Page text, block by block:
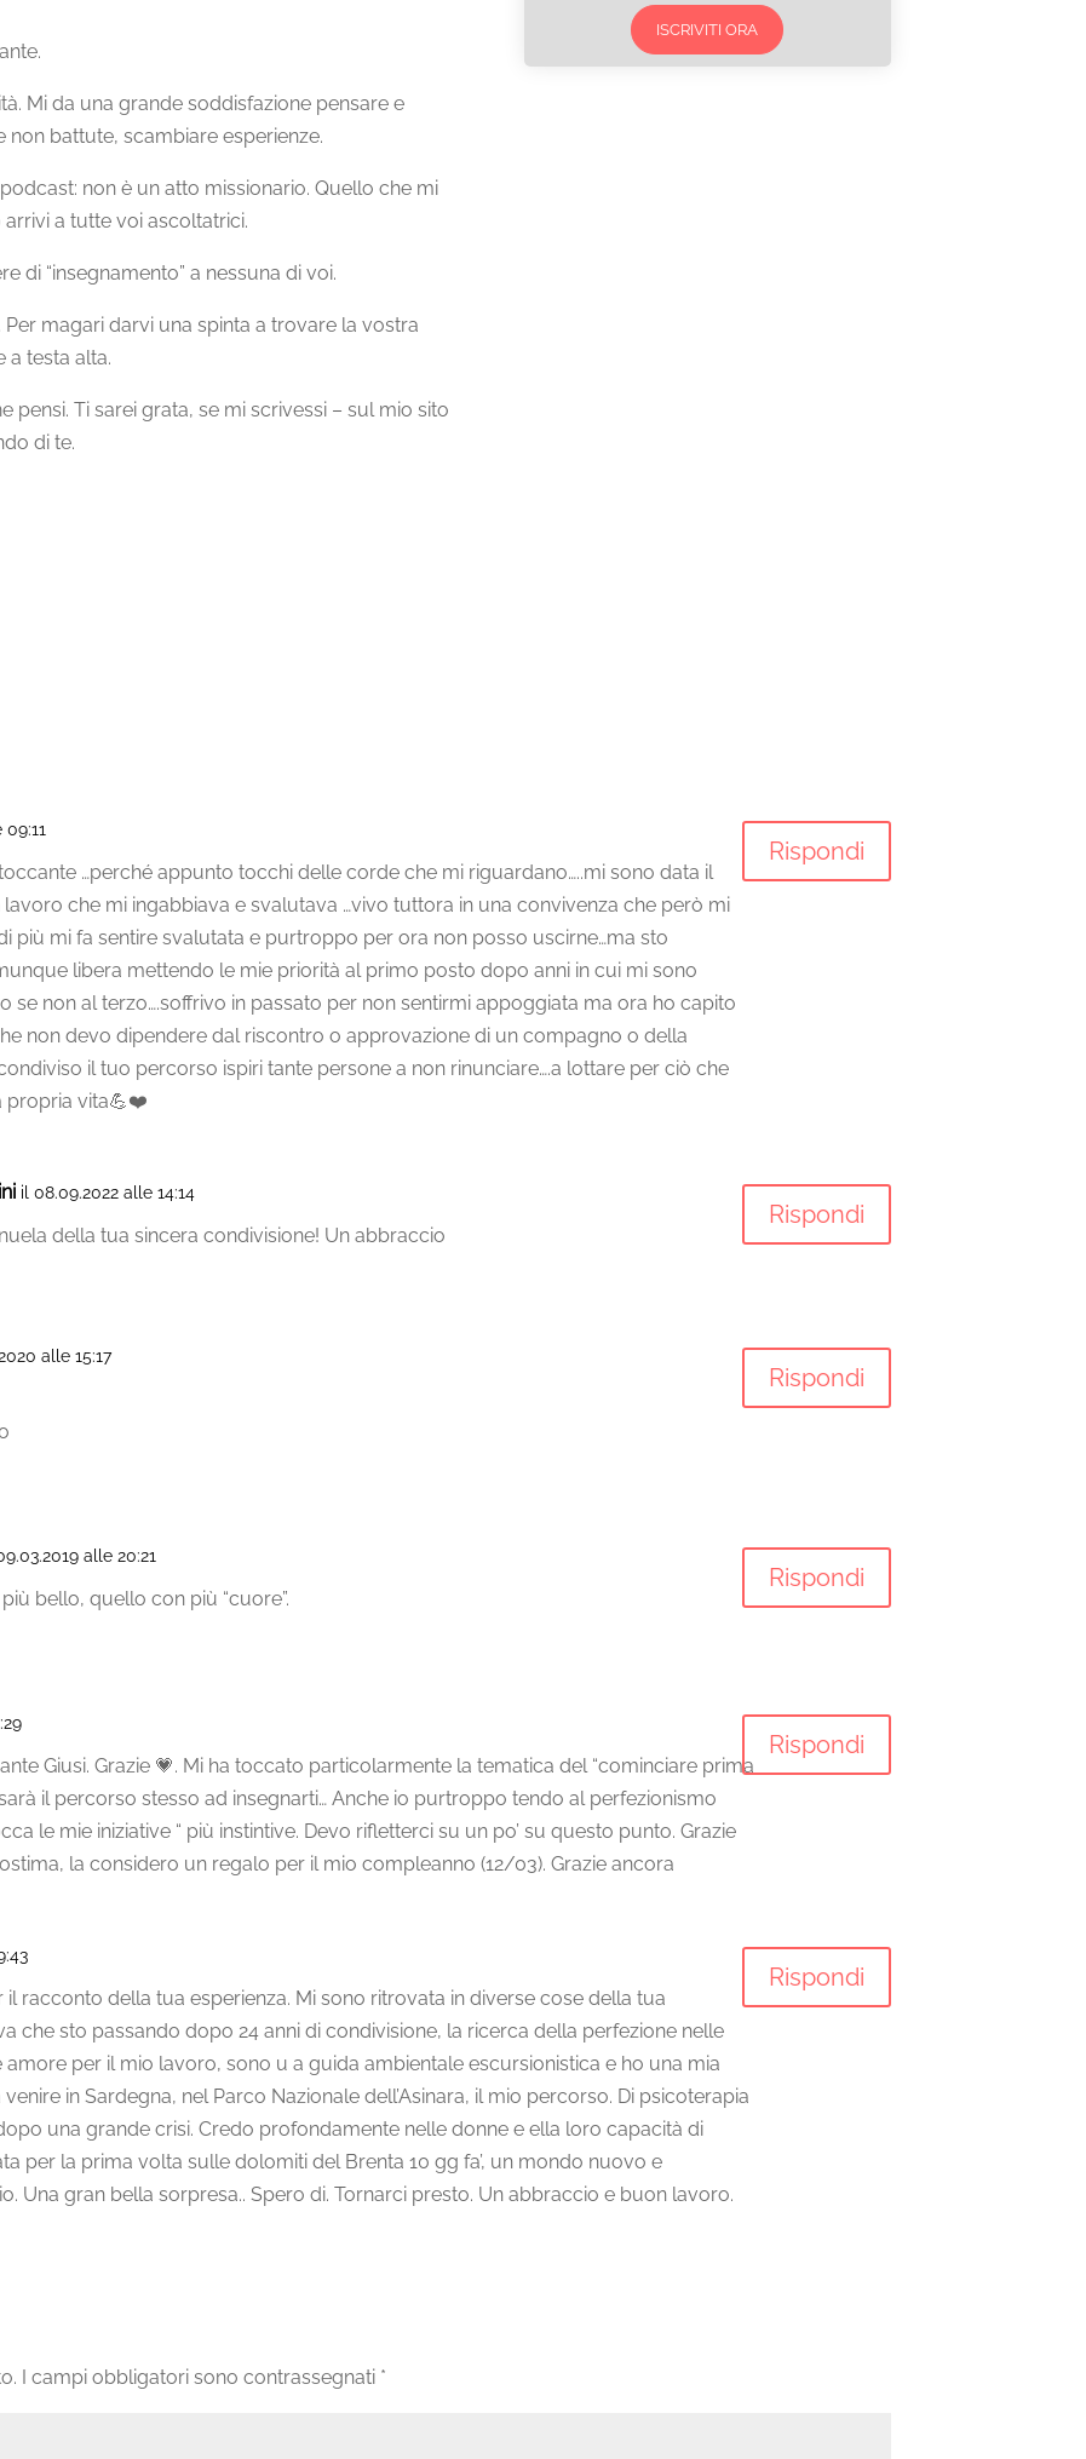
Mi da una grande soddisfazione pensare e
battute, scambiare esperienze.
non è un atto missionario. Quello che mi
a tutte voi ascoltatrici.
di “insegnamento” a nessuna di voi.
magari darvi una spinta a trovare la vostra
a testa alta.
pensi. Ti sarei grata, se mi scrivessi – sul mio sito
di te.
ISCRIVITI ORA
09:11
…perché appunto tocchi delle corde che mi riguardano…..mi sono data il
che mi ingabbiava e svalutava …vivo tuttora in una convivenza che però mi
più mi fa sentire svalutata e purtroppo per ora non posso uscirne…ma sto
libera mettendo le mie priorità al primo posto dopo anni in cui mi sono
se non al terzo….soffrivo in passato per non sentirmi appoggiata ma ora ho capito
non devo dipendere dal riscontro o approvazione di un compagno o della
il tuo percorso ispiri tante persone a non rinunciare….a lottare per ciò che
propria vita💪❤️
Rispondi
il 08.09.2022 alle 14:14
della tua sincera condivisione! Un abbraccio
Rispondi
alle 15:17
Rispondi
alle 20:21
bello, quello con più “cuore”.
Rispondi
Giusi. Grazie 💗. Mi ha toccato particolarmente la tematica del “cominciare prima
il percorso stesso ad insegnarti… Anche io purtroppo tendo al perfezionismo
le mie iniziative “ più instintive. Devo rifletterci su un po’ su questo punto. Grazie
la considero un regalo per il mio compleanno (12/03). Grazie ancora
Rispondi
il racconto della tua esperienza. Mi sono ritrovata in diverse cose della tua
che sto passando dopo 24 anni di condivisione, la ricerca della perfezione nelle
per il mio lavoro, sono u a guida ambientale escursionistica e ho una mia
in Sardegna, nel Parco Nazionale dell’Asinara, il mio percorso. Di psicoterapia
una grande crisi. Credo profondamente nelle donne e ella loro capacità di
per la prima volta sulle dolomiti del Brenta 10 gg fa’, un mondo nuovo e
Una gran bella sorpresa.. Spero di. Tornarci presto. Un abbraccio e buon lavoro.
Rispondi
I campi obbligatori sono contrassegnati *